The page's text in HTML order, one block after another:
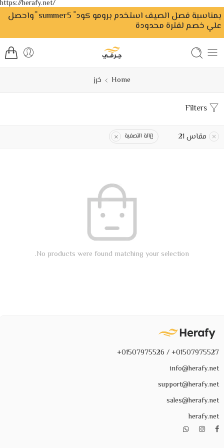
https://herafy.net/
بمناسبة فصل الصيف استخدم برومو كود ً summer5 ًواحصل
علي خصم لفترة محدودة
Home خرز
مقاس 21 إزالة التصفية
No products were found matching your selection.
01507975527+ / 01507975526+
info@herafy.net
support@herafy.net
sales@herafy.net
herafy.net